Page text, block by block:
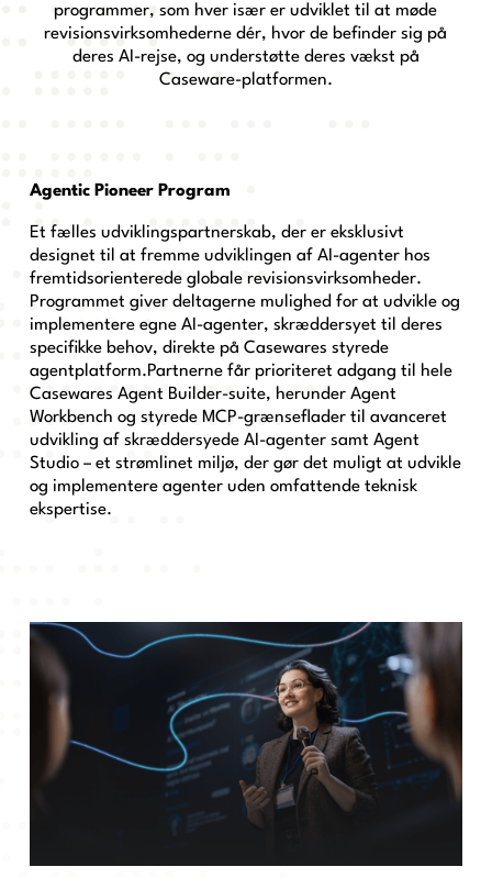
programmer, som hver især er udviklet til at møde
revisionsvirksomhederne dér, hvor de befinder sig på
deres AI-rejse, og understøtte deres vækst på
Caseware-platformen.
Agentic Pioneer Program
Et fælles udviklingspartnerskab, der er eksklusivt
designet til at fremme udviklingen af AI-agenter hos
fremtidsorienterede globale revisionsvirksomheder.
Programmet giver deltagerne mulighed for at udvikle og
implementere egne AI-agenter, skræddersyet til deres
specifikke behov, direkte på Casewares styrede
agentplatform.Partnerne får prioriteret adgang til hele
Casewares Agent Builder-suite, herunder Agent
Workbench og styrede MCP-grænseflader til avanceret
udvikling af skræddersyede AI-agenter samt Agent
Studio – et strømlinet miljø, der gør det muligt at udvikle
og implementere agenter uden omfattende teknisk
ekspertise.